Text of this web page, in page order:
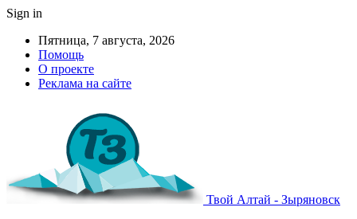
Sign in
Пятница, 7 августа, 2026
Помощь
О проекте
Реклама на сайте
Твой Алтай - Зыряновск